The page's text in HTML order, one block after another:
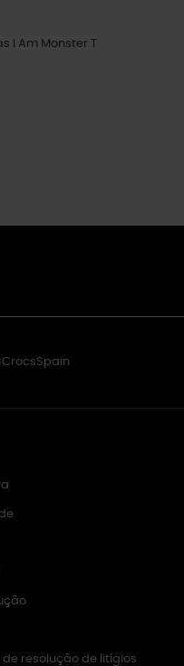
I Am Monster T
resolução de litígios